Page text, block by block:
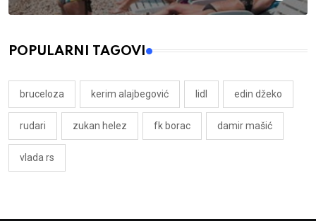
POPULARNI TAGOVI
bruceloza kerim alajbegović lidl edin džeko
rudari zukan helez fk borac damir mašić
vlada rs